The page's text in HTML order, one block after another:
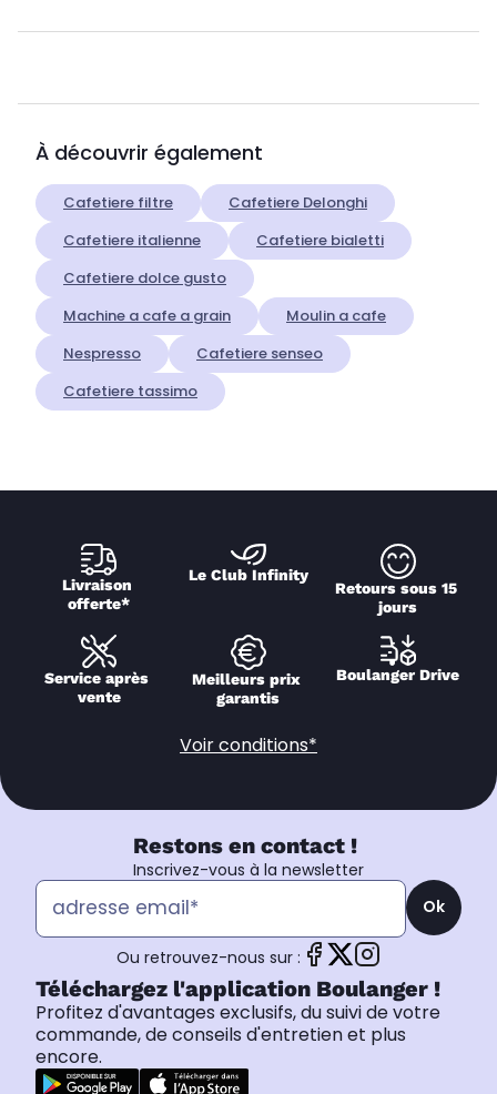
À découvrir également
Cafetiere filtre
Cafetiere Delonghi
Cafetiere italienne
Cafetiere bialetti
Cafetiere dolce gusto
Machine a cafe a grain
Moulin a cafe
Nespresso
Cafetiere senseo
Cafetiere tassimo
Livraison
offerte*
Le Club Infinity
Retours sous 15
jours
Service après
vente
Meilleurs prix
garantis
Boulanger Drive
Voir conditions*
Restons en contact !
Inscrivez-vous à la newsletter
Ok
Ou retrouvez-nous sur :
Téléchargez l'application Boulanger !
Profitez d'avantages exclusifs, du suivi de votre
commande, de conseils d'entretien et plus
encore.